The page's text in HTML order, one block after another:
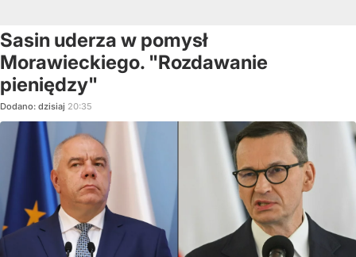
Sasin uderza w pomysł
Morawieckiego. "Rozdawanie
pieniędzy"
Dodano: dzisiaj 20:35